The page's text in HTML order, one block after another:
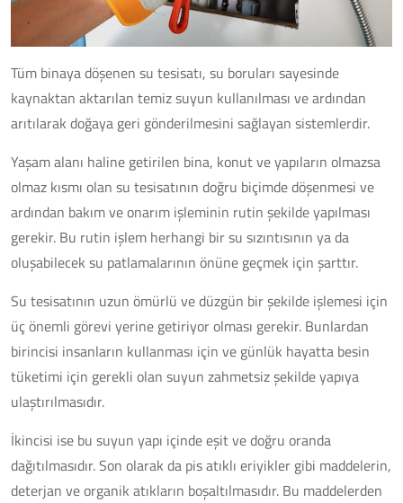
Tüm binaya döşenen su tesisatı, su boruları sayesinde
kaynaktan aktarılan temiz suyun kullanılması ve ardından
arıtılarak doğaya geri gönderilmesini sağlayan sistemlerdir.
Yaşam alanı haline getirilen bina, konut ve yapıların olmazsa
olmaz kısmı olan su tesisatının doğru biçimde döşenmesi ve
ardından bakım ve onarım işleminin rutin şekilde yapılması
gerekir. Bu rutin işlem herhangi bir su sızıntısının ya da
oluşabilecek su patlamalarının önüne geçmek için şarttır.
Su tesisatının uzun ömürlü ve düzgün bir şekilde işlemesi için
üç önemli görevi yerine getiriyor olması gerekir. Bunlardan
birincisi insanların kullanması için ve günlük hayatta besin
tüketimi için gerekli olan suyun zahmetsiz şekilde yapıya
ulaştırılmasıdır.
İkincisi ise bu suyun yapı içinde eşit ve doğru oranda
dağıtılmasıdır. Son olarak da pis atıklı eriyikler gibi maddelerin,
deterjan ve organik atıkların boşaltılmasıdır. Bu maddelerden